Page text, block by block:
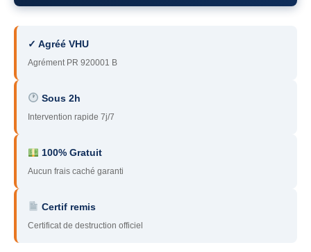
92– Hauts-de-Seine
93 – Seine-Saint-Denis
94– Val-de-Marne
95 – Val d’Oise
– Essonne
89 – Yonne
51 – Marne
✓ Agréé VHU
Agrément PR 920001 B
Sous 2h
Intervention rapide 7j/7
100% Gratuit
Aucun frais caché garanti
Certif remis
Certificat de destruction officiel